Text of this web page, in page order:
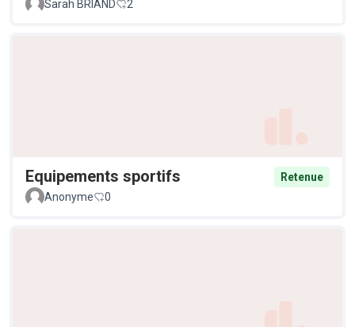
Sarah BRIAND 2
Equipements sportifs
Retenue
Anonyme
0